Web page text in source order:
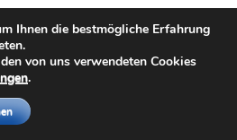
Steinach
by
Ihnen die bestmögliche Erfahrung
von uns verwendeten Cookies
.